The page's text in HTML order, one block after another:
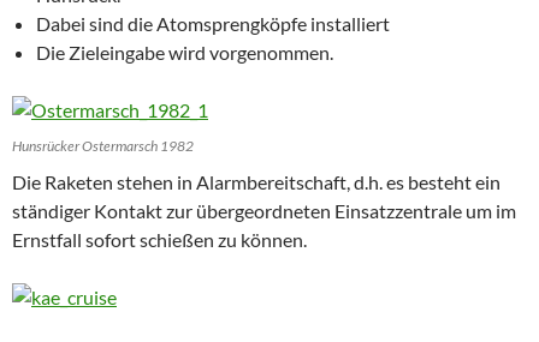
Dabei sind die Atomsprengköpfe installiert
Die Zieleingabe wird vorgenommen.
Hunsrücker Ostermarsch 1982
Die Raketen stehen in Alarmbereitschaft, d.h. es besteht ein
ständiger Kontakt zur übergeordneten Einsatzzentrale um im
Ernstfall sofort schießen zu können.